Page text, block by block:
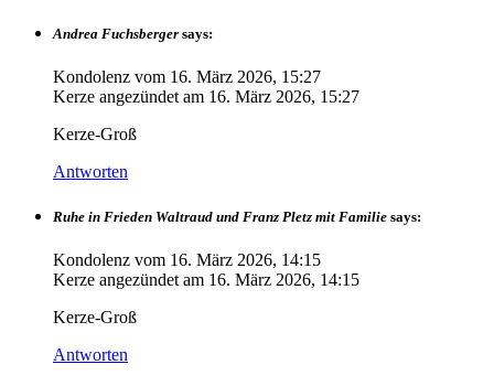
Andrea Fuchsberger says:
Kondolenz vom 16. März 2026, 15:27
Kerze angezündet am 16. März 2026, 15:27
Kerze-Groß
Antworten
Ruhe in Frieden Waltraud und Franz Pletz mit Familie says:
Kondolenz vom 16. März 2026, 14:15
Kerze angezündet am 16. März 2026, 14:15
Kerze-Groß
Antworten